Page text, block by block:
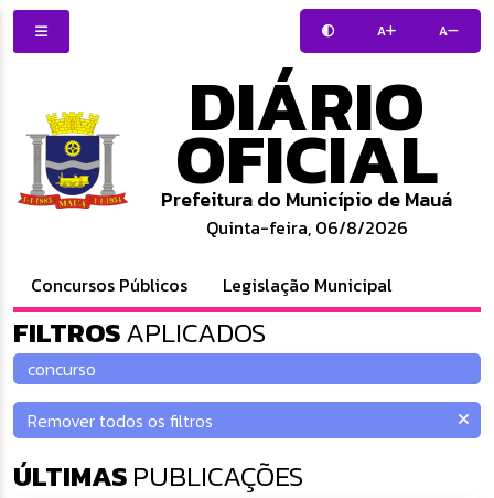
A A
DIÁRIO
OFICIAL
Prefeitura do Município de Mauá
Quinta-feira, 06/8/2026
Concursos Públicos Legislação Municipal
FILTROSAPLICADOS
ÚLTIMASPUBLICAÇÕES